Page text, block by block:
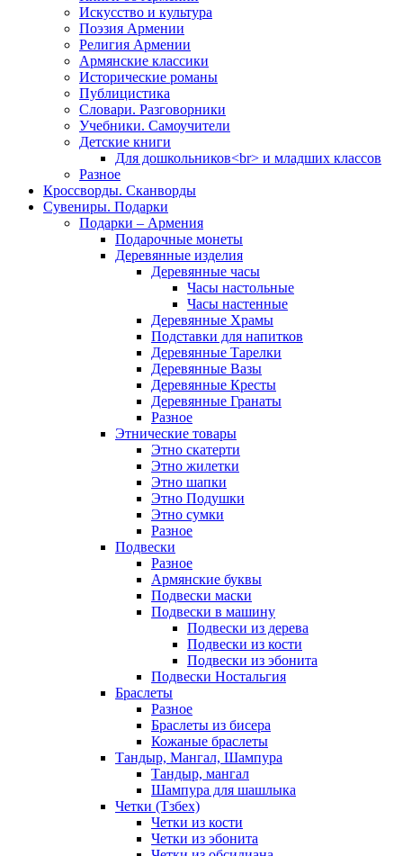
Иcкусство и культура
Поэзия Армении
Религия Армении
Армянские классики
Исторические романы
Публицистика
Словари. Разговорники
Учебники. Самоучители
Детские книги
Для дошкольников<br> и младших классов
Разное
Кроссворды. Сканворды
Сувениры. Подарки
Подарки – Армения
Подарочные монеты
Деревянные изделия
Деревянные часы
Часы настольные
Часы настенные
Деревянные Храмы
Подставки для напитков
Деревянные Тарелки
Деревянные Вазы
Деревянные Кресты
Деревянные Гранаты
Разное
Этнические товары
Этно скатерти
Этно жилетки
Этно шапки
Этно Подушки
Этно сумки
Разное
Подвески
Разное
Армянские буквы
Подвески маски
Подвески в машину
Подвески из дерева
Подвески из кости
Подвески из эбонита
Подвески Ностальгия
Браслеты
Разное
Браслеты из бисера
Кожаные браслеты
Тандыр, Мангал, Шампура
Тандыр, мангал
Шампура для шашлыка
Четки (Тзбех)
Четки из кости
Четки из эбонита